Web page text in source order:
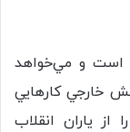
است و مي‌خواهد
خارجي كارهايي
ياران انقلاب